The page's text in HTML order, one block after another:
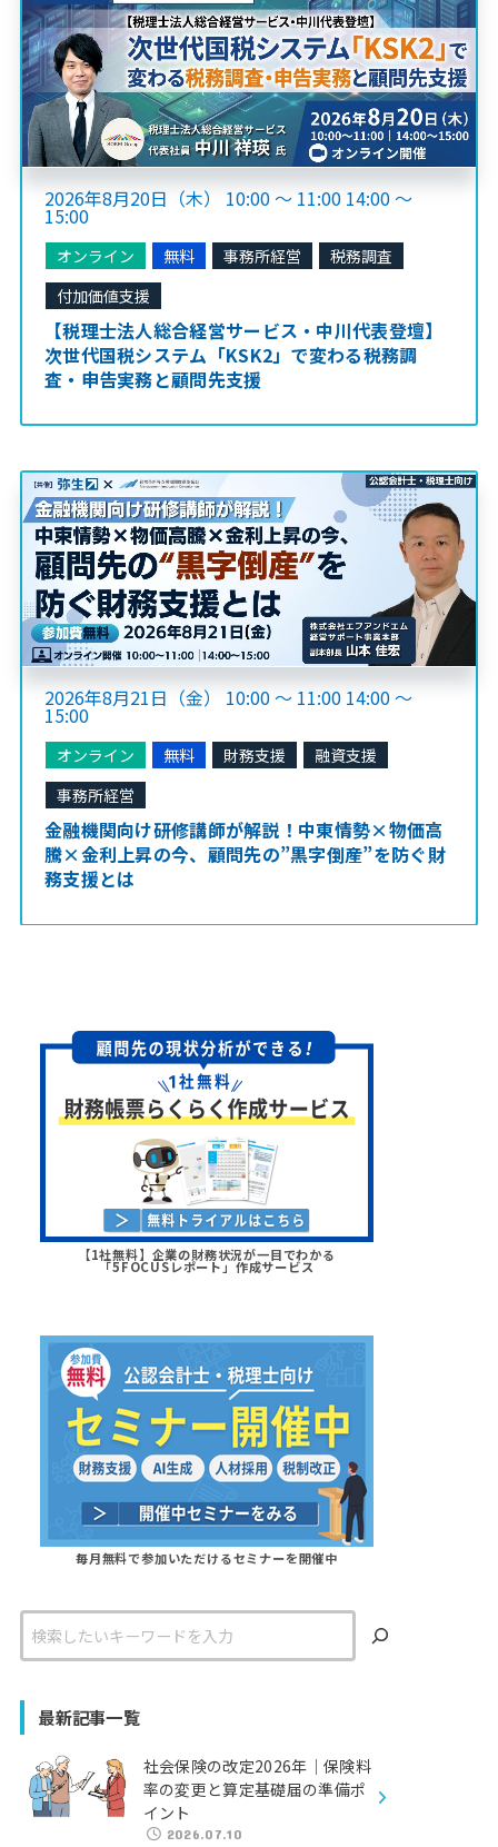
2026年8月20日（木） 10:00 ～ 11:00 14:00 ～
15:00
オンライン 無料 事務所経営
税務調査
付加価値支援
【税理士法人総合経営サービス・中川代表登壇】
次世代国税システム「KSK2」で変わる税務調
査・申告実務と顧問先支援
2026年8月21日（金） 10:00 ～ 11:00 14:00 ～
15:00
オンライン 無料 財務支援
融資支援
事務所経営
金融機関向け研修講師が解説！中東情勢×物価高
騰×金利上昇の今、顧問先の”黒字倒産”を防ぐ財
務支援とは
【1社無料】企業の財務状況が一目でわかる
「5FOCUSレポート」作成サービス
毎月無料で参加いただけるセミナーを開催中
検
索
最新記事一覧
社会保険の改定2026年｜保険料
率の変更と算定基礎届の準備ポ
イント
2026.07.10